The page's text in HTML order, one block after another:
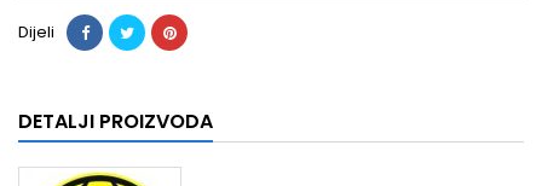
Dijeli
DETALJI PROIZVODA